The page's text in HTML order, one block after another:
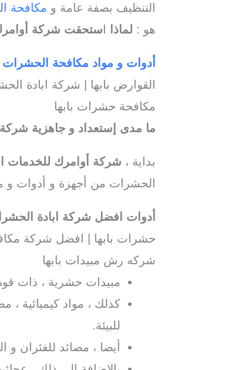
التنظيف بصفة عامة و مكافحة
هو : لماذا استحقت شركة
أدوات و مواد مكافحة الحشرات
القوارض بابها | شركة ابادة
مكافحة حشرات بابها
ما مدى إستعداد و جاهزية
بداية ، شركة أوامرك للخدمات
الحشرات من أجهزة و أدوات و
أدوات افضل شركة ابادة
حشرات بابها | افضل شركة
شركه رش مبيدات بابها
مبيدات حشرية ، ذات
كذلك ، مواد كيميائية ،
للبيئة.
أيضا ، مصائد للفئران و